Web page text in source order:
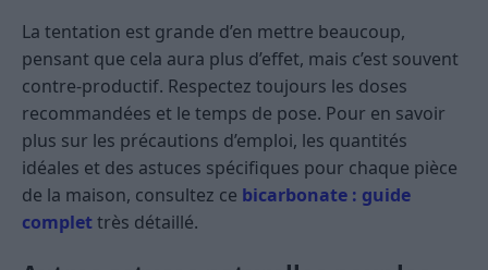
La tentation est grande d’en mettre beaucoup,
pensant que cela aura plus d’effet, mais c’est souvent
contre-productif. Respectez toujours les doses
recommandées et le temps de pose. Pour en savoir
plus sur les précautions d’emploi, les quantités
idéales et des astuces spécifiques pour chaque pièce
de la maison, consultez ce bicarbonate : guide
complettrès détaillé.